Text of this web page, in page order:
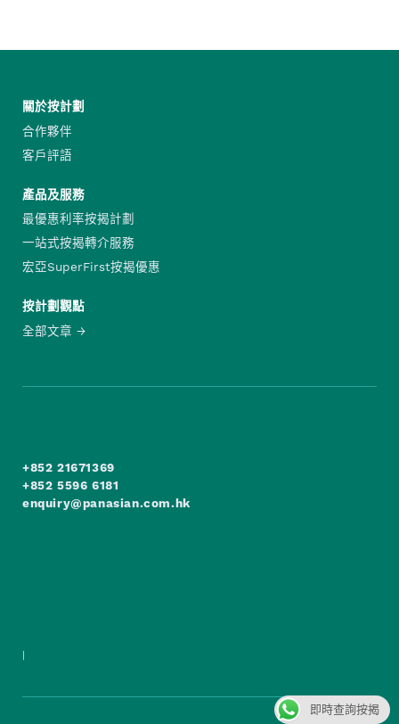
關於按計劃
合作夥伴
客戶評語
產品及服務
最優惠利率按揭計劃
一站式按揭轉介服務
宏亞SuperFirst按揭優惠
按計劃觀點
全部文章
+852 21671369
+852 5596 6181
enquiry@panasian.com.hk
即時查詢按揭